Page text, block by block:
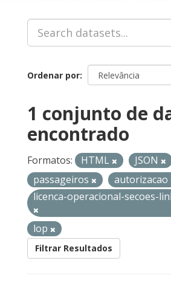
Ordenar por
1 conjunto de
encontrado
Formatos: HTML JSON
passageiros
autorizacao
licenca-operacional-secoes-
lop
Filtrar Resultados